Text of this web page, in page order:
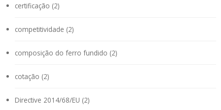
certificação (2)
competitividade (2)
composição do ferro fundido (2)
cotação (2)
Directive 2014/68/EU (2)